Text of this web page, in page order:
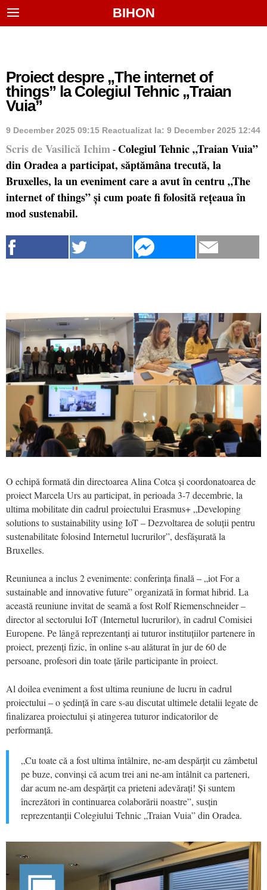
BIHON
Proiect despre „The internet of
things” la Colegiul Tehnic „Traian
Vuia”
9 December 2025 09:15 Reactualizat la: 9 December 2025 12:44
Scris de Vasilică Ichim - Colegiul Tehnic „Traian Vuia”
din Oradea a participat, săptămâna trecută, la
Bruxelles, la un eveniment care a avut în centru „The
internet of things” și cum poate fi folosită rețeaua în
mod sustenabil.
O echipă formată din directoarea Alina Cotca și coordonatoarea de
proiect Marcela Urs au participat, în perioada 3-7 decembrie, la
ultima mobilitate din cadrul proiectului Erasmus+ „Developing
solutions to sustainability using IoT – Dezvoltarea de soluții pentru
sustenabilitate folosind Internetul lucrurilor”, desfășurată la
Bruxelles.
Reuniunea a inclus 2 evenimente: conferința finală – „iot For a
sustainable and innovative future” organizată în format hibrid. La
această reuniune invitat de seamă a fost Rolf Riemenschneider –
director al sectorului IoT (Internetul lucrurilor), în cadrul Comisiei
Europene. Pe lângă reprezentanți ai tuturor instituțiilor partenere în
proiect, prezenți fizic, în online s-au alăturat în jur de 60 de
persoane, profesori din toate țările participante în proiect.
Al doilea eveniment a fost ultima reuniune de lucru în cadrul
proiectului – o ședință în care s-au discutat ultimele detalii legate de
finalizarea proiectului și atingerea tuturor indicatorilor de
performanță.
„Cu toate că a fost ultima întâlnire, ne-am despărțit cu zâmbetul
pe buze, convinși că acum trei ani ne-am întâlnit ca parteneri,
dar acum ne-am despărțit ca prieteni adevărați! Și suntem
încrezători în continuarea colaborării noastre”, susțin
reprezentanții Colegiului Tehnic „Traian Vuia” din Oradea.